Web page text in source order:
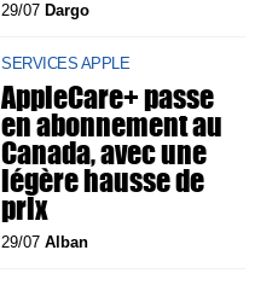
29/07 Dargo
SERVICES APPLE
AppleCare+ passe
en abonnement au
Canada, avec une
légère hausse de
prix
29/07Alban